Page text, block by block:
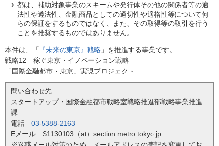
都は、補助対象事業のスキームや発行体その他の関係者等の適
法性や遵法性、金融商品としての適切性や適格性等について何
らの保証をするものではなく、また、その取得等の取引を行う
ことを推奨するものではありません。
本件は、「 『未来の東京』戦略 」を推進する事業です。
戦略12 稼ぐ東京・イノベーション戦略
「国際金融都市・東京」実現プロジェクト
問い合わせ先
スタートアップ・国際金融都市戦略室戦略推進部戦略事業推進
課
電話 03-5388-2163
Eメール S1130103（at）section.metro.tokyo.jp
※迷惑メール対策のため、メールアドレスの表記を変更してお